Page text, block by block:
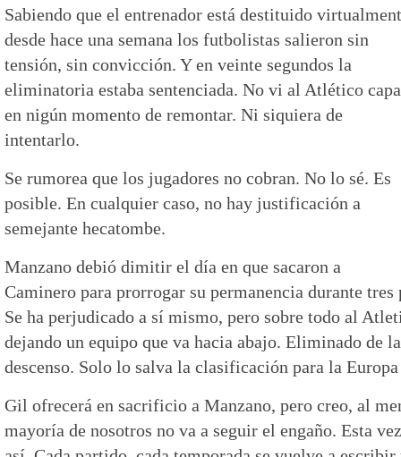
Sabiendo que el entrenador está destituido
desde hace una semana los futbolistas salieron sin
tensión, sin convicción. Y en veinte segundos la
eliminatoria estaba sentenciada. No vi al Atlético
en nigún momento de remontar. Ni siquiera de
intentarlo.
Se rumorea que los jugadores no cobran. No lo sé. Es
posible. En cualquier caso, no hay justificación a
semejante hecatombe.
Manzano debió dimitir el día en que sacaron a
Caminero para prorrogar su permanencia durante
Se ha perjudicado a sí mismo, pero sobre todo al
dejando un equipo que va hacia abajo. Eliminado de
descenso. Solo lo salva la clasificación para la
Gil ofrecerá en sacrificio a Manzano, pero creo, al
mayoría de nosotros no va a seguir el engaño. Esta